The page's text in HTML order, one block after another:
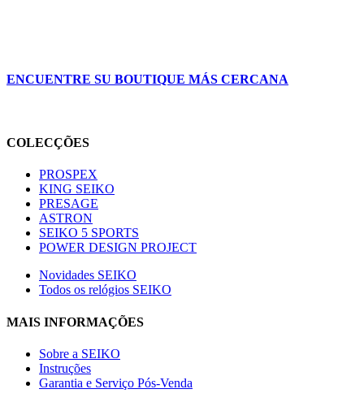
ENCUENTRE SU BOUTIQUE MÁS CERCANA
COLECÇÕES
PROSPEX
KING SEIKO
PRESAGE
ASTRON
SEIKO 5 SPORTS
POWER DESIGN PROJECT
Novidades SEIKO
Todos os relógios SEIKO
MAIS INFORMAÇÕES
Sobre a SEIKO
Instruções
Garantia e Serviço Pós-Venda